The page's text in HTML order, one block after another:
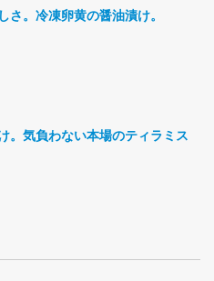
さ。冷凍卵黄の醤油漬け。
。気負わない本場のティラミス。